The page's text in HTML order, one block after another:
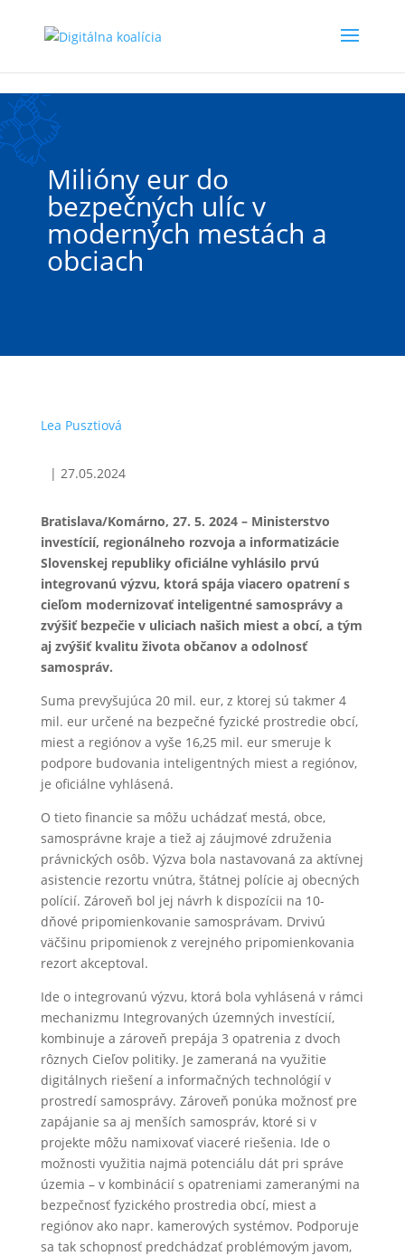
Milióny eur do
bezpečných ulíc v
moderných mestách a
obciach
Lea Pusztiová
| 27.05.2024
Bratislava/Komárno, 27. 5. 2024 – Ministerstvo
investícií, regionálneho rozvoja a informatizácie
Slovenskej republiky oficiálne vyhlásilo prvú
integrovanú výzvu, ktorá spája viacero opatrení s
cieľom modernizovať inteligentné samosprávy a
zvýšiť bezpečie v uliciach našich miest a obcí, a tým
aj zvýšiť kvalitu života občanov a odolnosť
samospráv.
Suma prevyšujúca 20 mil. eur, z ktorej sú takmer 4
mil. eur určené na bezpečné fyzické prostredie obcí,
miest a regiónov a vyše 16,25 mil. eur smeruje k
podpore budovania inteligentných miest a regiónov,
je oficiálne vyhlásená.
O tieto financie sa môžu uchádzať mestá, obce,
samosprávne kraje a tiež aj záujmové združenia
právnických osôb. Výzva bola nastavovaná za aktívnej
asistencie rezortu vnútra, štátnej polície aj obecných
polícií. Zároveň bol jej návrh k dispozícii na 10-
dňové pripomienkovanie samosprávam. Drvivú
väčšinu pripomienok z verejného pripomienkovania
rezort akceptoval.
Ide o integrovanú výzvu, ktorá bola vyhlásená v rámci
mechanizmu Integrovaných územných investícií,
kombinuje a zároveň prepája 3 opatrenia z dvoch
rôznych Cieľov politiky. Je zameraná na využitie
digitálnych riešení a informačných technológií v
prostredí samosprávy. Zároveň ponúka možnosť pre
zapájanie sa aj menších samospráv, ktoré si v
projekte môžu namixovať viaceré riešenia. Ide o
možnosti využitia najmä potenciálu dát pri správe
územia – v kombinácií s opatreniami zameranými na
bezpečnosť fyzického prostredia obcí, miest a
regiónov ako napr. kamerových systémov. Podporuje
sa tak schopnosť predchádzať problémovým javom,